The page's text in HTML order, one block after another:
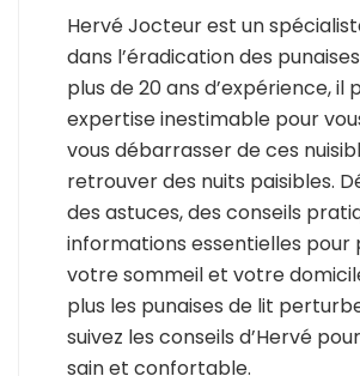
Hervé Jocteur est un
dans l’éradication des
plus de 20 ans d’expérience, il
expertise inestimable pour
vous débarrasser de ces
retrouver des nuits paisibles.
des astuces, des conseils
informations essentielles
votre sommeil et votre
plus les punaises de lit
suivez les conseils d’Hervé
sain et confortable.